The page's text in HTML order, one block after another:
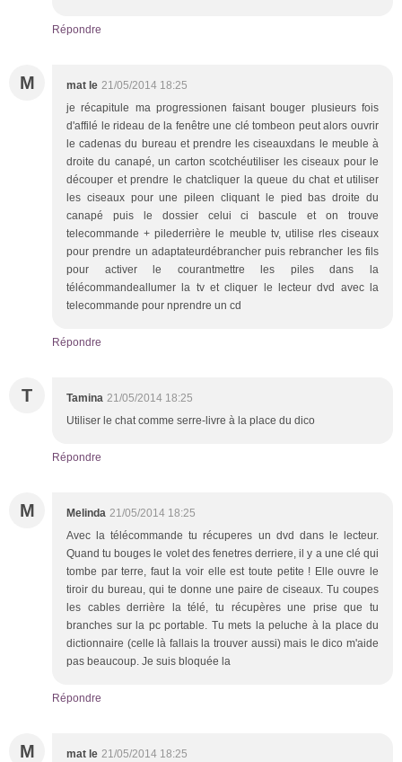
Répondre
M mat le 21/05/2014 18:25
je récapitule ma progressionen faisant bouger plusieurs fois
d'affilé le rideau de la fenêtre une clé tombeon peut alors ouvrir
le cadenas du bureau et prendre les ciseauxdans le meuble à
droite du canapé, un carton scotchéutiliser les ciseaux pour le
découper et prendre le chatcliquer la queue du chat et utiliser
les ciseaux pour une pileen cliquant le pied bas droite du
canapé puis le dossier celui ci bascule et on trouve
telecommande + pilederrière le meuble tv, utilise rles ciseaux
pour prendre un adaptateurdébrancher puis rebrancher les fils
pour activer le courantmettre les piles dans la
télécommandeallumer la tv et cliquer le lecteur dvd avec la
telecommande pour nprendre un cd
Répondre
T Tamina 21/05/2014 18:25
Utiliser le chat comme serre-livre à la place du dico
Répondre
M Melinda 21/05/2014 18:25
Avec la télécommande tu récuperes un dvd dans le lecteur.
Quand tu bouges le volet des fenetres derriere, il y a une clé qui
tombe par terre, faut la voir elle est toute petite ! Elle ouvre le
tiroir du bureau, qui te donne une paire de ciseaux. Tu coupes
les cables derrière la télé, tu récupères une prise que tu
branches sur la pc portable. Tu mets la peluche à la place du
dictionnaire (celle là fallais la trouver aussi) mais le dico m'aide
pas beaucoup. Je suis bloquée la
Répondre
M mat le 21/05/2014 18:25